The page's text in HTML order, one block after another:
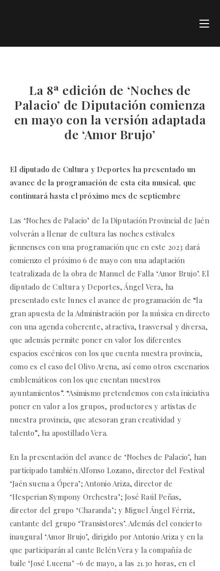
La 8ª edición de ‘Noches de
Palacio’ de Diputación comienza
en mayo con la versión adaptada
de ‘Amor Brujo’
El diputado de Cultura y Deportes ha presentado un
avance de la programación de esta cita musical, que
continuará hasta el próximo mes de septiembre
Las ‘Noches de Palacio’ de la Diputación Provincial de Jaén
volverán a llenar de cultura las noches estivales
jiennenses con una programación que en este 2023 dará
comienzo el próximo 6 de mayo con una adaptación
teatralizada de la obra de Manuel de Falla ‘Amor Brujo’. El
diputado de Cultura y Deportes, Ángel Vera, ha
presentado este lunes el avance de programación de “la
gran apuesta de la Administración por la música en directo
con una agenda coherente, atractiva, trasversal y diversa,
que además permite poner en valor los diferentes
espacios escénicos con los que cuenta nuestra provincia,
como es el caso del Olivo Arena, así como otros escenarios
emblemáticos con los que cuentan nuestros
ayuntamientos”. “Asimismo pretendemos con esta iniciativa
poner en valor a los grupos, productores y artistas de
nuestra provincia, que atesoran gran creatividad y
talento”, ha apostillado Vera.
En la presentación del avance de ‘Noches de Palacio’, han
participado también Alfonso Lozano, director del Festival
‘Jaén suena a Ópera’; Antonio Ariza, director de
‘Hesperian Sympony Orchestra’; José Raúl Peñas,
director del grupo ‘Charanda’; y Miguel Ángel Férriz,
cantante del grupo ‘Transistores’. Además del concierto
inaugural ‘Amor Brujo’, dirigido por Antonio Ariza y en la
que participarán al cante Belén Vera y la compañía de
baile ‘José Lucena’ -6 de mayo, a las 21.30 horas, en el